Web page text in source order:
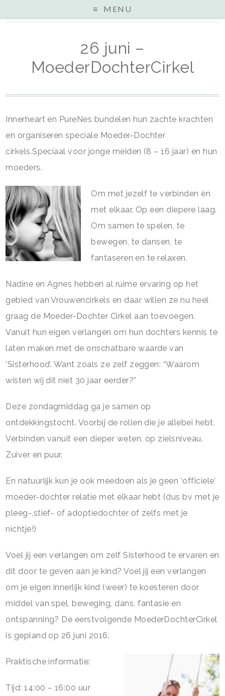
MENU
26 juni – MoederDochterCirkel
26 juni –
MoederDochterCirkel
Innerheart en PureNes bundelen hun zachte krachten
en organiseren speciale Moeder-Dochter
cirkels.Speciaal voor jonge meiden (8 – 16 jaar) en hun
moeders.
Om met jezelf te verbinden èn
met elkaar. Op een diepere laag.
Om samen te spelen, te
bewegen, te dansen, te
fantaseren en te relaxen.
Nadine en Agnes hebben al ruime ervaring op het
gebied van Vrouwencirkels en daar willen ze nu heel
graag de Moeder-Dochter Cirkel aan toevoegen.
Vanuit hun eigen verlangen om hun dochters kennis te
laten maken met de onschatbare waarde van
‘Sisterhood’. Want zoals ze zelf zeggen: “Waarom
wisten wij dit niet 30 jaar eerder?”
Deze zondagmiddag ga je samen op
ontdekkingstocht. Voorbij de rollen die je allebei hebt.
Verbinden vanuit een dieper weten, op zielsniveau.
Zuiver en puur.
En natuurlijk kun je ook meedoen als je geen ‘officiele’
moeder-dochter relatie met elkaar hebt (dus bv met je
pleeg-,stief- of adoptiedochter of zelfs met je
nichtje!)
Voel jij een verlangen om zelf Sisterhood te ervaren en
dit door te geven aan je kind? Voel jij een verlangen
om je eigen innerlijk kind (weer) te koesteren door
middel van spel, beweging, dans, fantasie en
ontspanning? De eerstvolgende MoederDochterCirkel
is gepland op 26 juni 2016.
Praktische informatie:
Tijd: 14:00 – 16:00 uur